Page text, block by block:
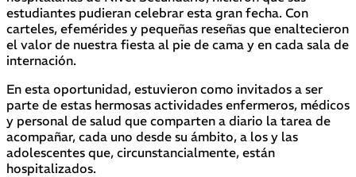
estudiantes pudieran celebrar esta gran fecha. Con
carteles, efemérides y pequeñas reseñas que enaltecieron
el valor de nuestra fiesta al pie de cama y en cada sala de
internación.
En esta oportunidad, estuvieron como invitados a ser
parte de estas hermosas actividades enfermeros, médicos
y personal de salud que comparten a diario la tarea de
acompañar, cada uno desde su ámbito, a los y las
adolescentes que, circunstancialmente, están
hospitalizados.